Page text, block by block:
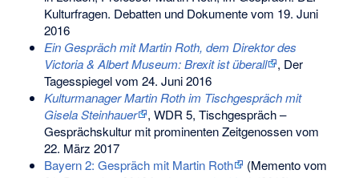
Kulturfragen. Debatten und Dokumente vom 19. Juni
2016
Ein Gespräch mit Martin Roth, dem Direktor des
Victoria & Albert Museum: Brexit ist überall
, Der
Tagesspiegel vom 24. Juni 2016
Kulturmanager Martin Roth im Tischgespräch mit
Gisela Steinhauer
, WDR 5, Tischgespräch –
Gesprächskultur mit prominenten Zeitgenossen vom
22. März 2017
Bayern 2: Gespräch mit Martin Roth
(Mementovom